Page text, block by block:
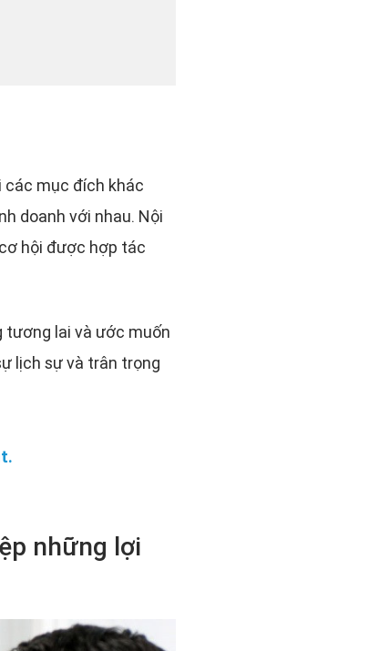
các mục đích khác
doanh với nhau. Nội
hội được hợp tác
lai và ước muốn
lịch sự và trân trọng
những lợi